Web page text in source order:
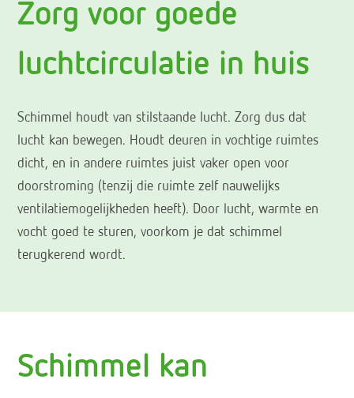
Zorg voor goede
luchtcirculatie in huis
Schimmel houdt van stilstaande lucht. Zorg dus dat
lucht kan bewegen. Houdt deuren in vochtige ruimtes
dicht, en in andere ruimtes juist vaker open voor
doorstroming (tenzij die ruimte zelf nauwelijks
ventilatiemogelijkheden heeft). Door lucht, warmte en
vocht goed te sturen, voorkom je dat schimmel
terugkerend wordt.
Schimmel kan